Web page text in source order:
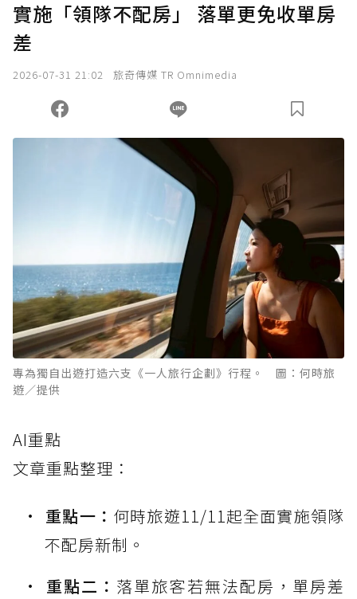
確認送出
您當前剩餘 U 利點數：0點；前往 購買點數
實施「領隊不配房」 落單更免收單房
差
2026-07-31 21:02 旅奇傳媒 TR Omnimedia
專為獨自出遊打造六支《一人旅行企劃》行程。 圖：何時旅
遊／提供
AI重點
文章重點整理：
重點一： 何時旅遊11/11起全面實施領隊
不配房新制。
重點二： 落單旅客若無法配房，單房差